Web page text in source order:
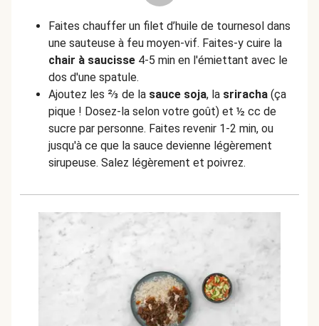
Faites chauffer un filet d’huile de tournesol dans
une sauteuse à feu moyen-vif. Faites-y cuire la
chair à saucisse 4-5 min en l'émiettant avec le
dos d'une spatule.
Ajoutez les ⅔ de la sauce soja, la sriracha (ça
pique ! Dosez-la selon votre goût) et ½ cc de
sucre par personne. Faites revenir 1-2 min, ou
jusqu'à ce que la sauce devienne légèrement
sirupeuse. Salez légèrement et poivrez.